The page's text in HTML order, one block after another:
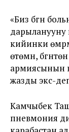
«Биз бүгүн
дарыланууну
кийинки
өтөмүн,
армиясынын
жазды экс-
Камчыбек
пневмония